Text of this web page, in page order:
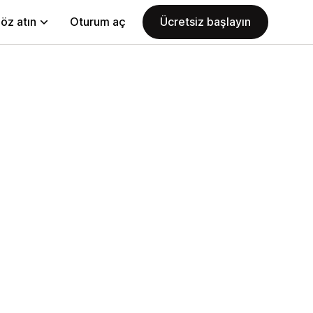
atın Oturum aç Ücretsiz başlayın